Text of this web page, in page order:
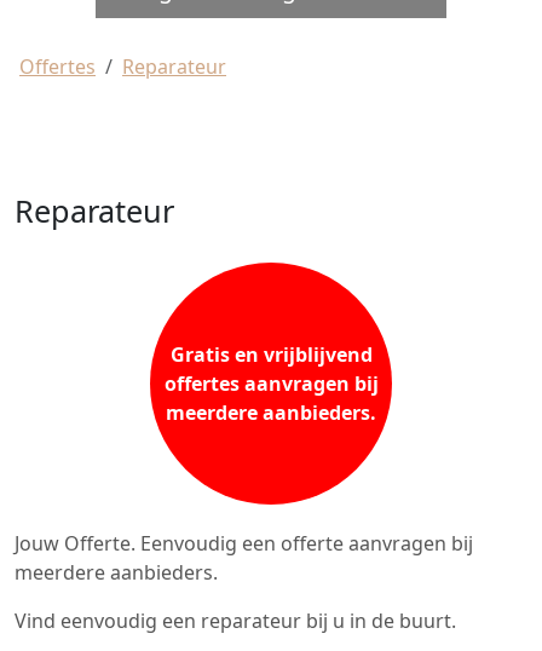
Offertes Reparateur
Reparateur
Gratis en vrijblijvend
offertes aanvragen bij
meerdere aanbieders.
Jouw Offerte. Eenvoudig een offerte aanvragen bij
meerdere aanbieders.
Vind eenvoudig een reparateur bij u in de buurt.